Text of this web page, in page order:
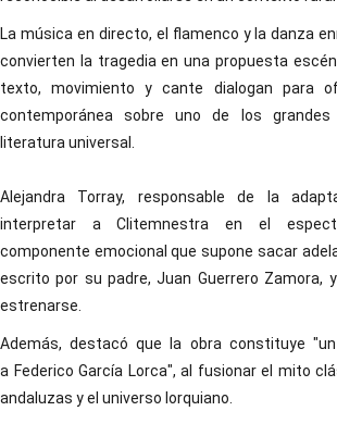
La música en directo, el flamenco y la danza
convierten la tragedia en una propuesta
texto, movimiento y cante dialogan para
contemporánea sobre uno de los
literatura universal.
Alejandra Torray, responsable de la
interpretar a Clitemnestra en el
componente emocional que supone sacar
escrito por su padre, Juan Guerrero Zamora,
estrenarse.
Además, destacó que la obra constituye
a Federico García Lorca", al fusionar el mito
andaluzas y el universo lorquiano.